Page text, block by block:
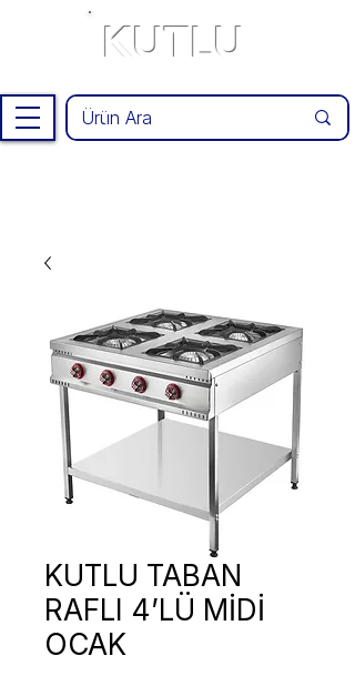
KUTLU
KUTLU TABAN
RAFLI 4’LÜ MİDİ
OCAK